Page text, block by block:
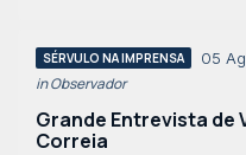
SÉRVULO NA IMPRENSA 05
in Observador
Grande Entrevista de
Correia